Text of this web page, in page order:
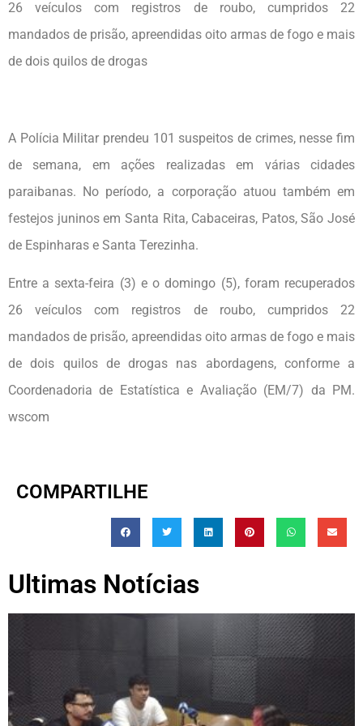
26 veículos com registros de roubo, cumpridos 22
mandados de prisão, apreendidas oito armas de fogo e mais
de dois quilos de drogas
A Polícia Militar prendeu 101 suspeitos de crimes, nesse fim
de semana, em ações realizadas em várias cidades
paraibanas. No período, a corporação atuou também em
festejos juninos em Santa Rita, Cabaceiras, Patos, São José
de Espinharas e Santa Terezinha.
Entre a sexta-feira (3) e o domingo (5), foram recuperados
26 veículos com registros de roubo, cumpridos 22
mandados de prisão, apreendidas oito armas de fogo e mais
de dois quilos de drogas nas abordagens, conforme a
Coordenadoria de Estatística e Avaliação (EM/7) da PM.
wscom
COMPARTILHE
Ultimas Notícias